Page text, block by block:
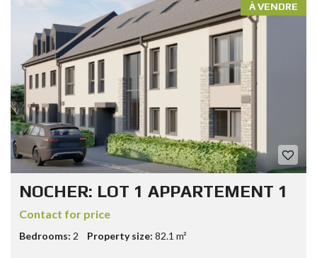
À VENDRE
NOCHER: LOT 1 APPARTEMENT 1
Contact for price
Bedrooms: 2 Property size: 82.1 m²